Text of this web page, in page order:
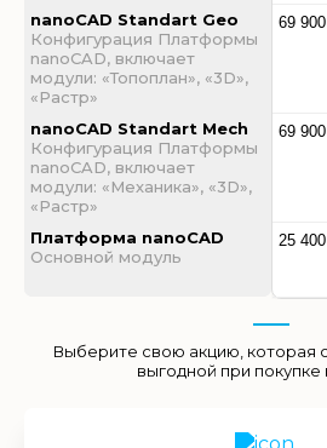
nanoCAD Standart Geo
Конфигурация Платформы
nanoCAD, включает
модули: «Топоплан», «3D»,
«Растр»
nanoCAD Standart Mech
Конфигурация Платформы
nanoCAD, включает
модули: «Механика», «3D»,
«Растр»
Платформа nanoCAD
Основной модуль
69
69
25
Выберите свою акцию, которая
выгодной при покупке